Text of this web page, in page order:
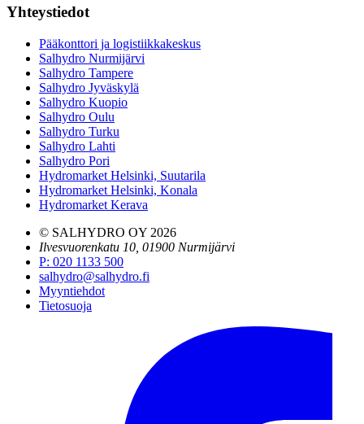
Yhteystiedot
Pääkonttori ja logistiikkakeskus
Salhydro Nurmijärvi
Salhydro Tampere
Salhydro Jyväskylä
Salhydro Kuopio
Salhydro Oulu
Salhydro Turku
Salhydro Lahti
Salhydro Pori
Hydromarket Helsinki, Suutarila
Hydromarket Helsinki, Konala
Hydromarket Kerava
© SALHYDRO OY 2026
Ilvesvuorenkatu 10, 01900 Nurmijärvi
P: 020 1133 500
salhydro@salhydro.fi
Myyntiehdot
Tietosuoja